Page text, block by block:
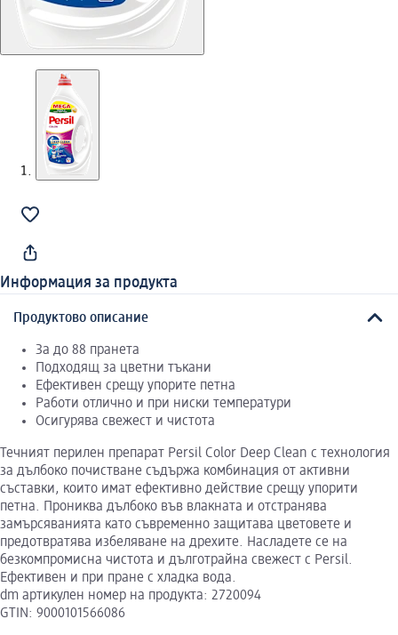
Информация за продукта
Продуктово описание
За до 88 пранета
Подходящ за цветни тъкани
Ефективен срещу упорите петна
Работи отлично и при ниски температури
Осигурява свежест и чистота
Течният перилен препарат Persil Color Deep Clean с технология
за дълбоко почистване съдържа комбинация от активни
съставки, които имат ефективно действие срещу упорити
петна. Прониква дълбоко във влакната и отстранява
замърсяванията като съвременно защитава цветовете и
предотвратява избеляване на дрехите. Насладете се на
безкомпромисна чистота и дълготрайна свежест с Persil.
Ефективен и при пране с хладка вода.
dm артикулен номер на продукта: 2720094
GTIN: 9000101566086